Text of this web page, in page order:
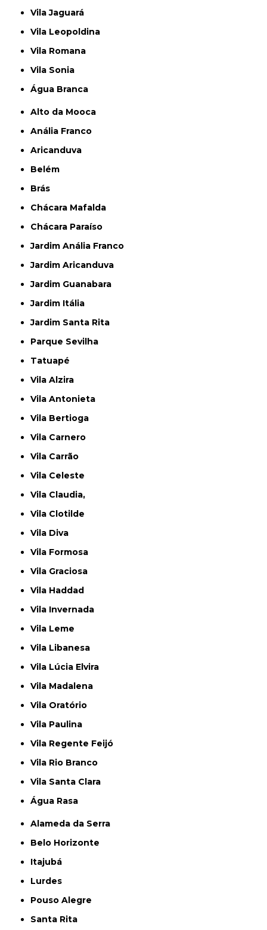
Vila Jaguará
Vila Leopoldina
Vila Romana
Vila Sonia
Água Branca
Alto da Mooca
Anália Franco
Aricanduva
Belém
Brás
Chácara Mafalda
Chácara Paraíso
Jardim Anália Franco
Jardim Aricanduva
Jardim Guanabara
Jardim Itália
Jardim Santa Rita
Parque Sevilha
Tatuapé
Vila Alzira
Vila Antonieta
Vila Bertioga
Vila Carnero
Vila Carrão
Vila Celeste
Vila Claudia,
Vila Clotilde
Vila Diva
Vila Formosa
Vila Graciosa
Vila Haddad
Vila Invernada
Vila Leme
Vila Libanesa
Vila Lúcia Elvira
Vila Madalena
Vila Oratório
Vila Paulina
Vila Regente Feijó
Vila Rio Branco
Vila Santa Clara
Água Rasa
Alameda da Serra
Belo Horizonte
Itajubá
Lurdes
Pouso Alegre
Santa Rita